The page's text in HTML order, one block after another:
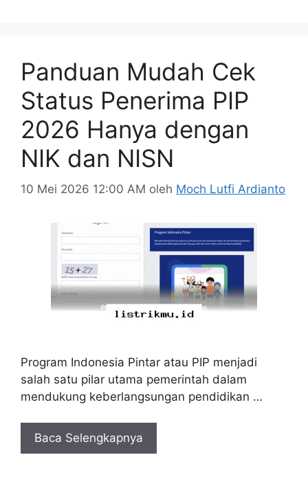
Panduan Mudah Cek
Status Penerima PIP
2026 Hanya dengan
NIK dan NISN
10 Mei 2026 12:00 AM oleh Moch Lutfi Ardianto
Program Indonesia Pintar atau PIP menjadi
salah satu pilar utama pemerintah dalam
mendukung keberlangsungan pendidikan …
Baca Selengkapnya